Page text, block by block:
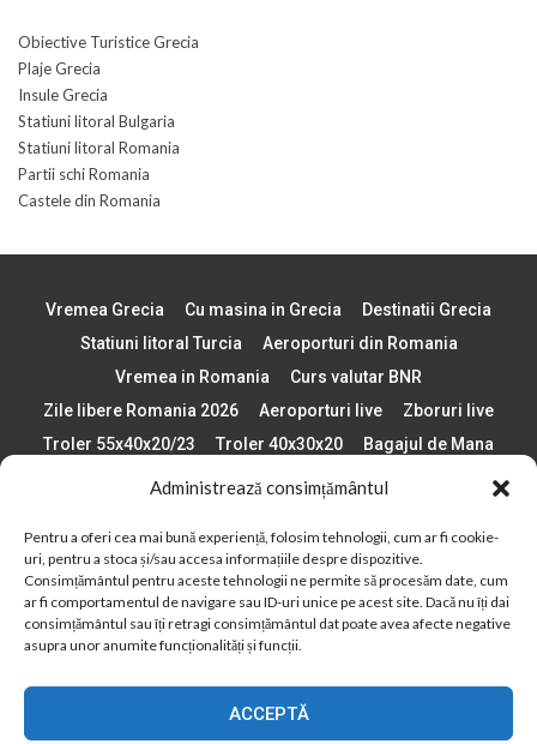
Administrează consimțământul
Pentru a oferi cea mai bună experiență, folosim tehnologii, cum ar fi cookie-
uri, pentru a stoca și/sau accesa informațiile despre dispozitive.
Consimțământul pentru aceste tehnologii ne permite să procesăm date, cum
ar fi comportamentul de navigare sau ID-uri unice pe acest site. Dacă nu îți dai
consimțământul sau îți retragi consimțământul dat poate avea afecte negative
asupra unor anumite funcționalități și funcții.
ACCEPTĂ
Obiective Turistice Grecia
Plaje Grecia
Insule Grecia
Statiuni litoral Bulgaria
Statiuni litoral Romania
Partii schi Romania
Castele din Romania
Vremea Grecia Cu masina in Grecia
Destinatii Grecia
Statiuni litoral Turcia
Aeroporturi din Romania
Vremea in Romania
Curs valutar BNR
Zile libere Romania 2026
Aeroporturi live
Zboruri live
Troler 55x40x20/23
Troler 40x30x20
Bagajul de Mana
Paste 2026
Cele mai bune telefoane
Plaje din Europa
Concerte Romania 2025
Asigurare de calatorie
Când se schimba ora în 2026
Calendar Formula 1 sezon 2026
Boarding Pass
Despre AirlinesTravel.ro
Politică cookie-uri (UE)
Cookie Policy (AU)
Politică cookie-uri (ZA)